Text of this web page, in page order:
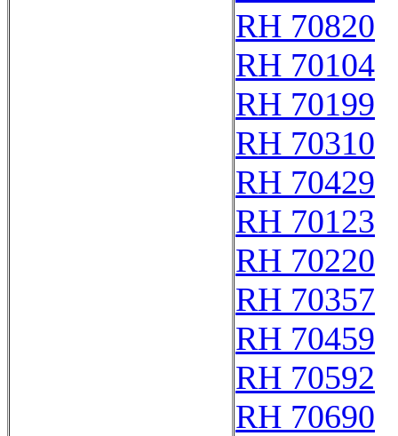
RH 70820
RH 70104
RH 70199
RH 70310
RH 70429
RH 70123
RH 70220
RH 70357
RH 70459
RH 70592
RH 70690